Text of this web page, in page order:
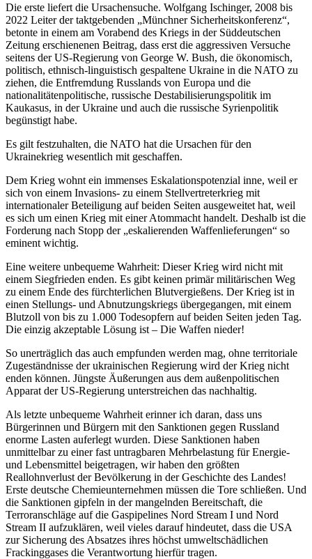
Die erste liefert die Ursachensuche. Wolfgang Ischinger, 2008 bis
2022 Leiter der taktgebenden „Münchner Sicherheitskonferenz“,
betonte in einem am Vorabend des Kriegs in der Süddeutschen
Zeitung erschienenen Beitrag, dass erst die aggressiven Versuche
seitens der US-Regierung von George W. Bush, die ökonomisch,
politisch, ethnisch-linguistisch gespaltene Ukraine in die NATO zu
ziehen, die Entfremdung Russlands von Europa und die
nationalitätenpolitische, russische Destabilisierungspolitik im
Kaukasus, in der Ukraine und auch die russische Syrienpolitik
begünstigt habe.
Es gilt festzuhalten, die NATO hat die Ursachen für den
Ukrainekrieg wesentlich mit geschaffen.
Dem Krieg wohnt ein immenses Eskalationspotenzial inne, weil er
sich von einem Invasions- zu einem Stellvertreterkrieg mit
internationaler Beteiligung auf beiden Seiten ausgeweitet hat, weil
es sich um einen Krieg mit einer Atommacht handelt. Deshalb ist die
Forderung nach Stopp der „eskalierenden Waffenlieferungen“ so
eminent wichtig.
Eine weitere unbequeme Wahrheit: Dieser Krieg wird nicht mit
einem Siegfrieden enden. Es gibt keinen primär militärischen Weg
zu einem Ende des fürchterlichen Blutvergießens. Der Krieg ist in
einen Stellungs- und Abnutzungskriegs übergegangen, mit einem
Blutzoll von bis zu 1.000 Todesopfern auf beiden Seiten jeden Tag.
Die einzig akzeptable Lösung ist – Die Waffen nieder!
So unerträglich das auch empfunden werden mag, ohne territoriale
Zugeständnisse der ukrainischen Regierung wird der Krieg nicht
enden können. Jüngste Äußerungen aus dem außenpolitischen
Apparat der US-Regierung unterstreichen das nachhaltig.
Als letzte unbequeme Wahrheit erinner ich daran, dass uns
Bürgerinnen und Bürgern mit den Sanktionen gegen Russland
enorme Lasten auferlegt wurden. Diese Sanktionen haben
unmittelbar zu einer fast untragbaren Mehrbelastung für Energie-
und Lebensmittel beigetragen, wir haben den größten
Reallohnverlust der Bevölkerung in der Geschichte des Landes!
Erste deutsche Chemieunternehmen müssen die Tore schließen. Und
die Sanktionen gipfeln in der mangelnden Bereitschaft, die
Terroranschläge auf die Gaspipelines Nord Stream I und Nord
Stream II aufzuklären, weil vieles darauf hindeutet, dass die USA
zur Sicherung des Absatzes ihres höchst umweltschädlichen
Frackinggases die Verantwortung hierfür tragen.